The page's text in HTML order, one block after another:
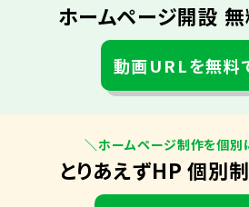
ホームページ開設
動画URLを無料
＼ホームページ制作を個別
とりあえずHP 個別